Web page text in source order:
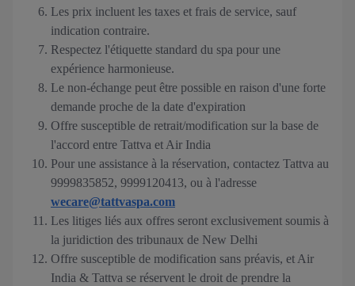
Les prix incluent les taxes et frais de service, sauf
indication contraire.
Respectez l'étiquette standard du spa pour une
expérience harmonieuse.
Le non-échange peut être possible en raison d'une forte
demande proche de la date d'expiration
Offre susceptible de retrait/modification sur la base de
l'accord entre Tattva et Air India
Pour une assistance à la réservation, contactez Tattva au
9999835852, 9999120413, ou à l'adresse
wecare@tattvaspa.com
Les litiges liés aux offres seront exclusivement soumis à
la juridiction des tribunaux de New Delhi
Offre susceptible de modification sans préavis, et Air
India & Tattva se réservent le droit de prendre la